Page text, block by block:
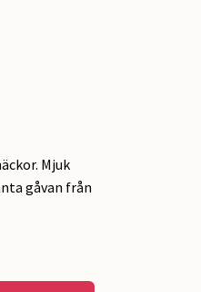
Mjuk
gåvan från